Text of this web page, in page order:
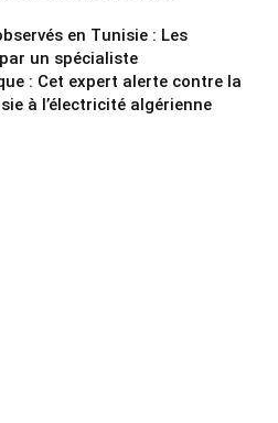
en Tunisie : Les
un spécialiste
: Cet expert alerte contre la
à l’électricité algérienne